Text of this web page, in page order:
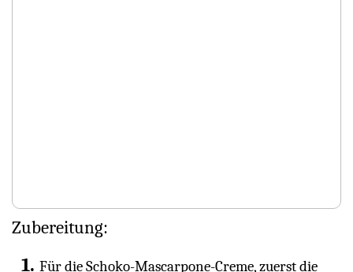
Zubereitung:
Für die Schoko-Mascarpone-Creme, zuerst die